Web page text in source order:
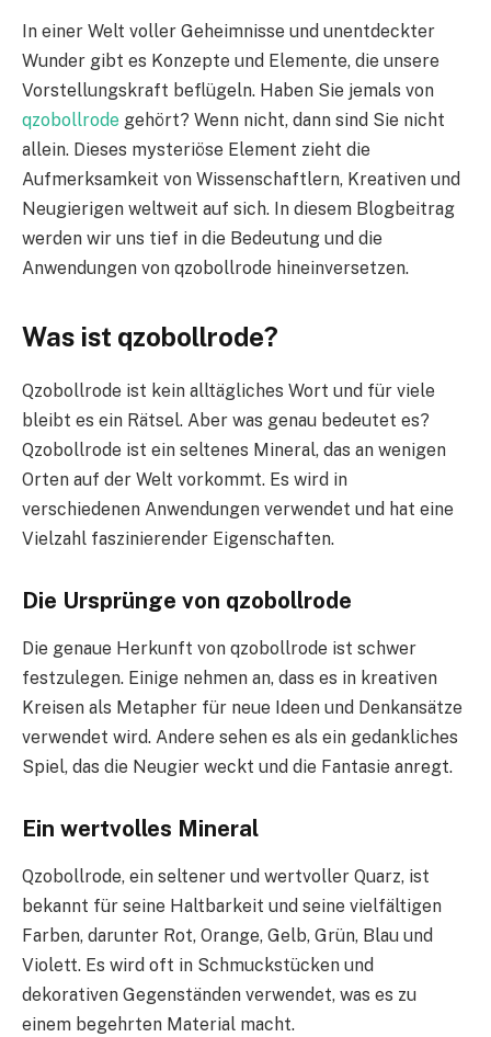
In einer Welt voller Geheimnisse und unentdeckter
Wunder gibt es Konzepte und Elemente, die unsere
Vorstellungskraft beflügeln. Haben Sie jemals von
qzobollrode gehört? Wenn nicht, dann sind Sie nicht
allein. Dieses mysteriöse Element zieht die
Aufmerksamkeit von Wissenschaftlern, Kreativen und
Neugierigen weltweit auf sich. In diesem Blogbeitrag
werden wir uns tief in die Bedeutung und die
Anwendungen von qzobollrode hineinversetzen.
Was ist qzobollrode?
Qzobollrode ist kein alltägliches Wort und für viele
bleibt es ein Rätsel. Aber was genau bedeutet es?
Qzobollrode ist ein seltenes Mineral, das an wenigen
Orten auf der Welt vorkommt. Es wird in
verschiedenen Anwendungen verwendet und hat eine
Vielzahl faszinierender Eigenschaften.
Die Ursprünge von qzobollrode
Die genaue Herkunft von qzobollrode ist schwer
festzulegen. Einige nehmen an, dass es in kreativen
Kreisen als Metapher für neue Ideen und Denkansätze
verwendet wird. Andere sehen es als ein gedankliches
Spiel, das die Neugier weckt und die Fantasie anregt.
Ein wertvolles Mineral
Qzobollrode, ein seltener und wertvoller Quarz, ist
bekannt für seine Haltbarkeit und seine vielfältigen
Farben, darunter Rot, Orange, Gelb, Grün, Blau und
Violett. Es wird oft in Schmuckstücken und
dekorativen Gegenständen verwendet, was es zu
einem begehrten Material macht.